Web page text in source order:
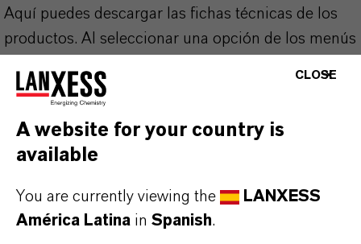
Aquí puedes descargar las fichas técnicas de los
productos. Al seleccionar una opción de los menús
SELECCIONA UN ÁREA JURÍDICA
CLOSE
A website for your country is
available
You are currently viewing the
LANXESS
América Latina in Spanish.